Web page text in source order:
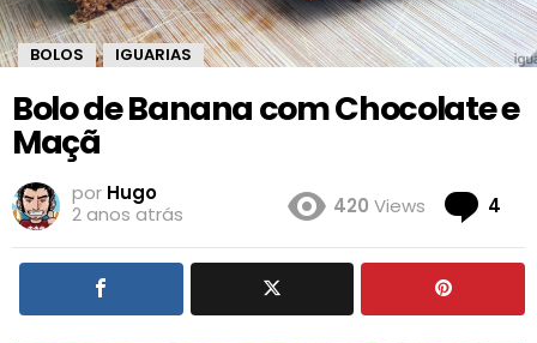
BOLOS , IGUARIAS
Bolo de Banana com Chocolate e
Maçã
por Hugo
2 anos atrás
420 Views 4